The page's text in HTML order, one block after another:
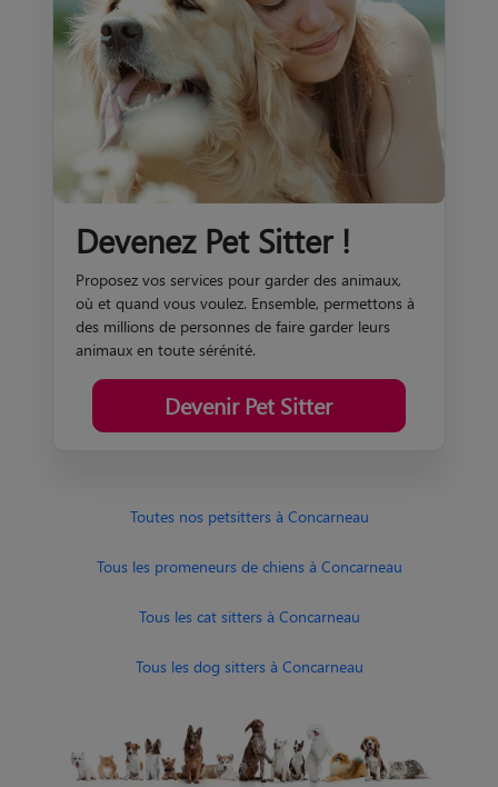
Devenez Pet Sitter !
Proposez vos services pour garder des animaux,
où et quand vous voulez. Ensemble, permettons à
des millions de personnes de faire garder leurs
animaux en toute sérénité.
Devenir Pet Sitter
Toutes nos petsitters à Concarneau
Tous les promeneurs de chiens à Concarneau
Tous les cat sitters à Concarneau
Tous les dog sitters à Concarneau